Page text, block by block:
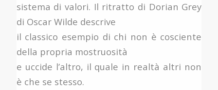
sistema di valori. Il ritratto di Dorian Grey
di Oscar Wilde descrive
il classico esempio di chi non è cosciente
della propria mostruosità
e uccide l’altro, il quale in realtà altri non
è che se stesso.